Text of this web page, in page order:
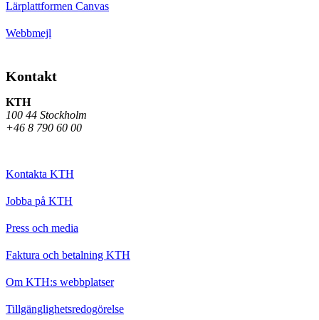
Lärplattformen Canvas
Webbmejl
Kontakt
KTH
100 44 Stockholm
+46 8 790 60 00
Kontakta KTH
Jobba på KTH
Press och media
Faktura och betalning KTH
Om KTH:s webbplatser
Tillgänglighetsredogörelse